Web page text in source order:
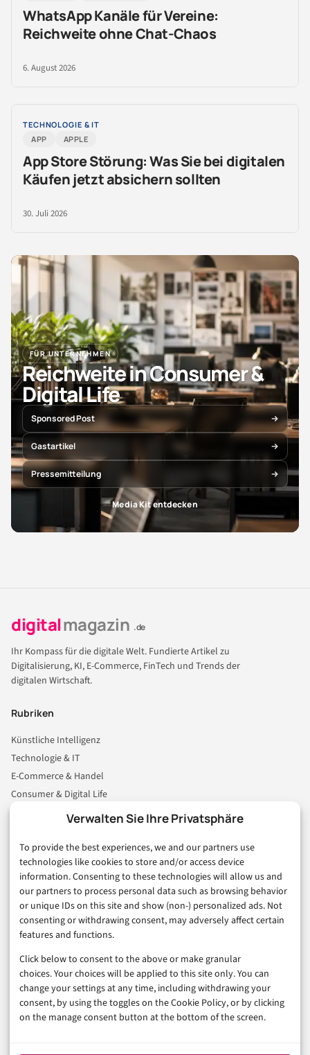
Verwalten Sie Ihre Privatsphäre
To provide the best experiences, we and our partners use
technologies like cookies to store and/or access device
information. Consenting to these technologies will allow us and
our partners to process personal data such as browsing behavior
or unique IDs on this site and show (non-) personalized ads. Not
consenting or withdrawing consent, may adversely affect certain
features and functions.
Click below to consent to the above or make granular
choices. Your choices will be applied to this site only. You can
change your settings at any time, including withdrawing your
consent, by using the toggles on the Cookie Policy, or by clicking
on the manage consent button at the bottom of the screen.
WhatsApp Kanäle für Vereine:
Reichweite ohne Chat-Chaos
6. August 2026
TECHNOLOGIE & IT
APP
APPLE
App Store Störung: Was Sie bei digitalen
Käufen jetzt absichern sollten
30. Juli 2026
FÜR UNTERNEHMEN
Reichweite in Consumer &
Digital Life
Sponsored Post
Gastartikel
Pressemitteilung
Media Kit entdecken
digitalmagazin .de
Ihr Kompass für die digitale Welt. Fundierte Artikel zu
Digitalisierung, KI, E-Commerce, FinTech und Trends der
digitalen Wirtschaft.
Rubriken
Künstliche Intelligenz
Technologie & IT
E-Commerce & Handel
Consumer & Digital Life
Business & Karriere
Sicherheit & Recht
Digitalisierung
Marketing
Magazin
Unsere Redaktion
Werbeformate & Media Kit
Rechtliches